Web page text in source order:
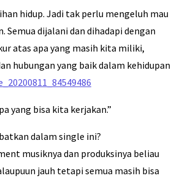
hidup. Jadi tak perlu mengeluh mau
Semua dijalani dan dihadapi dengan
atas apa yang masih kita miliki,
hubungan yang baik dalam kehidupan
yang bisa kita kerjakan.”
dalam single ini?
musiknya dan produksinya beliau
jauh tetapi semua masih bisa